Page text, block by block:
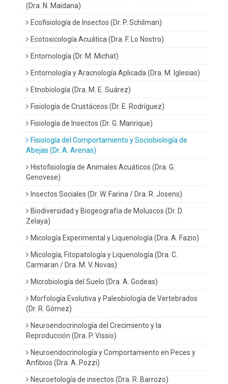
(Dra. N. Maidana)
Ecofisiología de Insectos (Dr. P. Schilman)
Ecotoxicología Acuática (Dra. F. Lo Nostro)
Entomología (Dr. M. Michat)
Entomología y Aracnología Aplicada (Dra. M. Iglesias)
Etnobiología (Dra. M. E. Suárez)
Fisiología de Crustáceos (Dr. E. Rodríguez)
Fisiología de Insectos (Dr. G. Manrique)
Fisiología del Comportamiento y Sociobiología de
Abejas (Dr. A. Arenas)
Histofisiología de Animales Acuáticos (Dra. G.
Genovese)
Insectos Sociales (Dr. W. Farina / Dra. R. Josens)
Biodiversidad y Biogeografía de Moluscos (Dr. D.
Zelaya)
Micología Experimental y Liquenología (Dra. A. Fazio)
Micología, Fitopatología y Liquenología (Dra. C.
Carmaran / Dra. M. V. Novas)
Microbiología del Suelo (Dra. A. Godeas)
Morfología Evolutiva y Paleobiología de Vertebrados
(Dr. R. Gómez)
Neuroendocrinología del Crecimiento y la
Reproducción (Dra. P. Vissio)
Neuroendocrinología y Comportamiento en Peces y
Anfibios (Dra. A. Pozzi)
Neuroetología de insectos (Dra. R. Barrozo)